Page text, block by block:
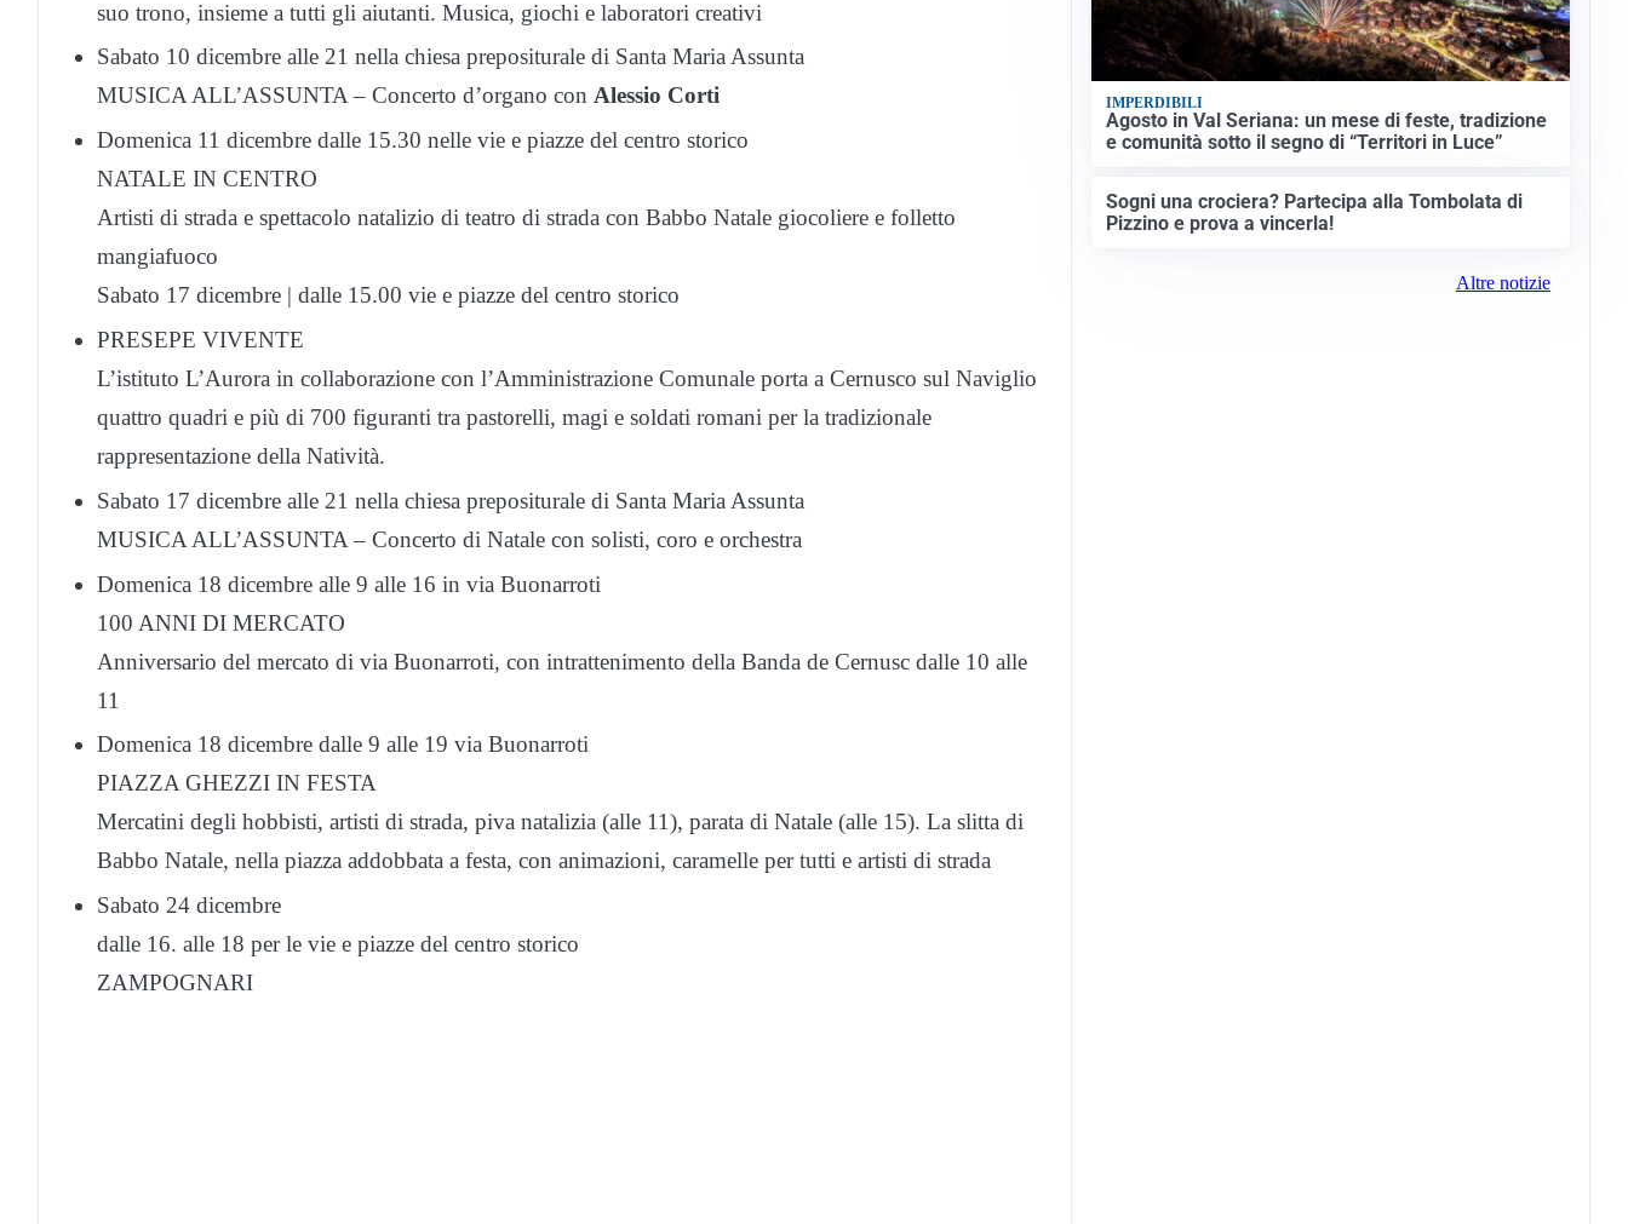
suo trono, insieme a tutti gli aiutanti. Musica, giochi e laboratori creativi
Sabato 10 dicembre alle 21 nella chiesa prepositurale di Santa Maria Assunta
MUSICA ALL’ASSUNTA – Concerto d’organo con Alessio Corti
Domenica 11 dicembre dalle 15.30 nelle vie e piazze del centro storico
NATALE IN CENTRO
Artisti di strada e spettacolo natalizio di teatro di strada con Babbo Natale giocoliere e folletto
mangiafuoco
Sabato 17 dicembre | dalle 15.00 vie e piazze del centro storico
PRESEPE VIVENTE
L’istituto L’Aurora in collaborazione con l’Amministrazione Comunale porta a Cernusco sul Naviglio
quattro quadri e più di 700 figuranti tra pastorelli, magi e soldati romani per la tradizionale
rappresentazione della Natività.
Sabato 17 dicembre alle 21 nella chiesa prepositurale di Santa Maria Assunta
MUSICA ALL’ASSUNTA – Concerto di Natale con solisti, coro e orchestra
Domenica 18 dicembre alle 9 alle 16 in via Buonarroti
100 ANNI DI MERCATO
Anniversario del mercato di via Buonarroti, con intrattenimento della Banda de Cernusc dalle 10 alle
11
Domenica 18 dicembre dalle 9 alle 19 via Buonarroti
PIAZZA GHEZZI IN FESTA
Mercatini degli hobbisti, artisti di strada, piva natalizia (alle 11), parata di Natale (alle 15). La slitta di
Babbo Natale, nella piazza addobbata a festa, con animazioni, caramelle per tutti e artisti di strada
Sabato 24 dicembre
dalle 16. alle 18 per le vie e piazze del centro storico
ZAMPOGNARI
IMPERDIBILI
Agosto in Val Seriana: un mese di feste, tradizione
e comunità sotto il segno di “Territori in Luce”
Sogni una crociera? Partecipa alla Tombolata di
Pizzino e prova a vincerla!
Altre notizie